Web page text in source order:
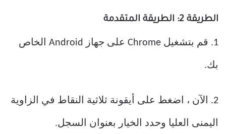
الطريقة 2: الطريقة المتقدمة
1. قم بتشغيل Chrome على جهاز Android الخاص
بك.
2. الآن ، اضغط على أيقونة ثلاثية النقاط في الزاوية
اليمنى العليا وحدد الخيار بعنوان السجل.